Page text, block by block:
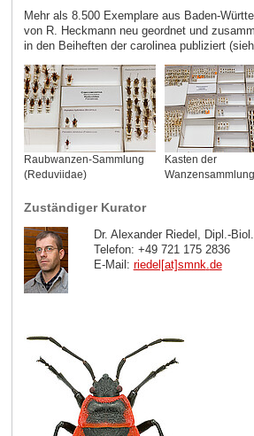
Mehr als 8.500 Exemplare aus Baden-
von R. Heckmann neu geordnet und
in den Beiheften der carolinea publiziert
Raubwanzen-Sammlung
(Reduviidae)
Kasten der
Wanzensammlung
Zuständiger Kurator
Dr. Alexander Riedel, Dipl.-Biol.
Telefon: +49 721 175 2836
E-Mail: riedel[at]smnk de